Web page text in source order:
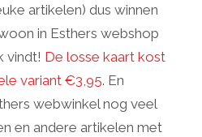
artikelen) dus winnen
in Esthers webshop
vindt! De losse kaart kost
variant €3,95. En
webwinkel nog veel
en andere artikelen met